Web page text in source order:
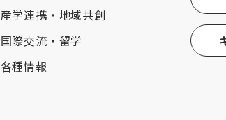
産学連携・地域共創
国際交流・留学
各種情報